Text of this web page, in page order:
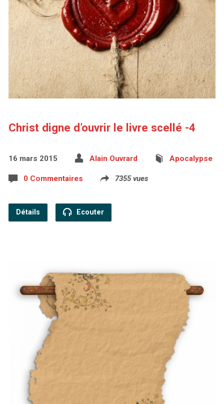
Christ digne d’ouvrir le livre scellé -4
16 mars 2015 Alain Ouvrard Apocalypse
0 Commentaires 7355 vues
Détails Ecouter